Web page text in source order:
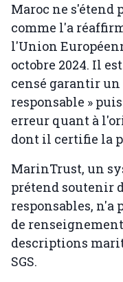
Maroc ne s'étend
comme l'a
l'Union
octobre 2024. Il
censé garantir
responsable »
erreur quant à
dont il certifie la
MarinTrust, un
prétend soutenir
responsables, n'a
de
descriptions
SGS.